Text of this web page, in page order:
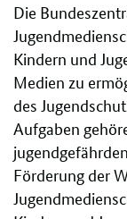
Die
Kindern und
Medien zu
des
Aufgaben
Förderung der